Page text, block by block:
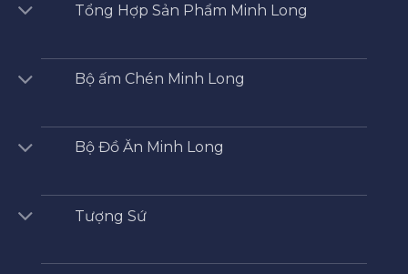
Tổng Hợp Sản Phẩm Minh Long
Bộ ấm Chén Minh Long
Bộ Đồ Ăn Minh Long
Tượng Sứ